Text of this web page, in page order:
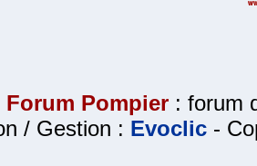
Forum Pompier : forum
/ Gestion : Evoclic -